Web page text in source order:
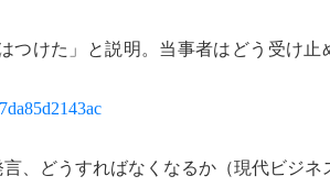
つけた」と説明。当事者はどう受け止
、どうすればなくなるか（現代ビジネ